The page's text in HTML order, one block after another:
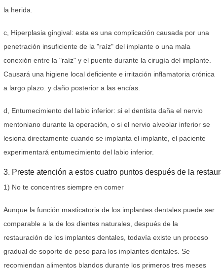
la herida.
c, Hiperplasia gingival: esta es una complicación causada por una
penetración insuficiente de la "raíz" del implante o una mala
conexión entre la "raíz" y el puente durante la cirugía del implante.
Causará una higiene local deficiente e irritación inflamatoria crónica
a largo plazo. y daño posterior a las encías.
d, Entumecimiento del labio inferior: si el dentista daña el nervio
mentoniano durante la operación, o si el nervio alveolar inferior se
lesiona directamente cuando se implanta el implante, el paciente
experimentará entumecimiento del labio inferior.
3. Preste atención a estos cuatro puntos después de la
1) No te concentres siempre en comer
Aunque la función masticatoria de los implantes dentales puede ser
comparable a la de los dientes naturales, después de la
restauración de los implantes dentales, todavía existe un proceso
gradual de soporte de peso para los implantes dentales. Se
recomiendan alimentos blandos durante los primeros tres meses